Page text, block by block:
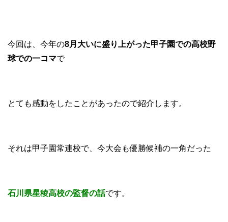
今回は、今年の8月大いに盛り上がった甲子園での高校野
球での一コマで
とても感動をしたことがあったので紹介します。
それは甲子園常連校で、今大会も優勝候補の一角だった
石川県星稜高校の監督の話です。